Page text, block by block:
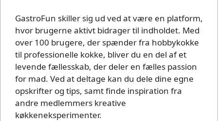
GastroFun skiller sig ud ved at være en platform,
hvor brugerne aktivt bidrager til indholdet. Med
over 100 brugere, der spænder fra hobbykokke
til professionelle kokke, bliver du en del af et
levende fællesskab, der deler en fælles passion
for mad. Ved at deltage kan du dele dine egne
opskrifter og tips, samt finde inspiration fra
andre medlemmers kreative
køkkeneksperimenter.